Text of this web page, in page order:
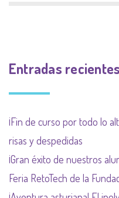
Entradas recientes
¡Fin de curso por todo lo
risas y despedidas
¡Gran éxito de nuestros
Feria RetoTech de la